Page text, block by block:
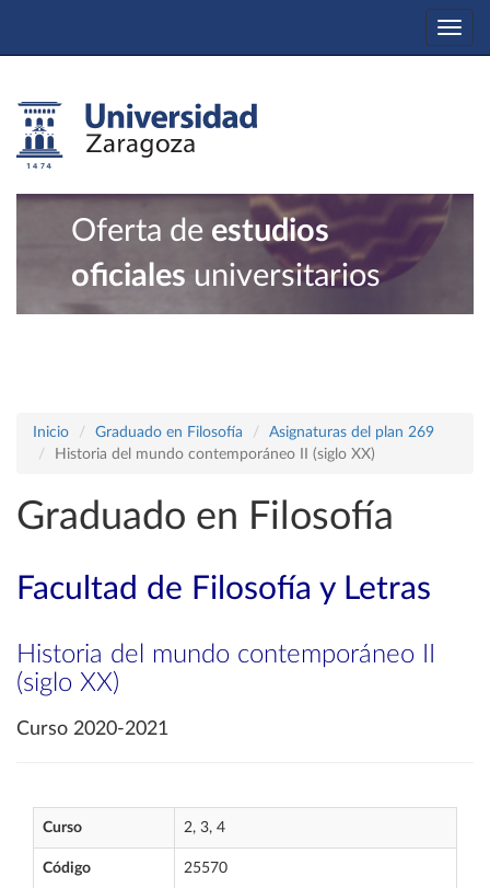
Oferta de estudios
oficiales universitarios
Inicio Graduado en Filosofía
Asignaturas del plan 269
Historia del mundo contemporáneo II (siglo XX)
Graduado en Filosofía
Facultad de Filosofía y Letras
Historia del mundo contemporáneo II
(siglo XX)
Curso 2020-2021
Curso 2, 3, 4
Código 25570